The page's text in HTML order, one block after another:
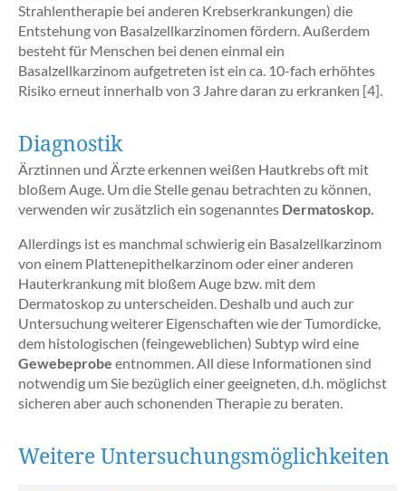
Strahlentherapie bei anderen Krebserkrankungen) die
Entstehung von Basalzellkarzinomen fördern. Außerdem
besteht für Menschen bei denen einmal ein
Basalzellkarzinom aufgetreten ist ein ca. 10-fach erhöhtes
Risiko erneut innerhalb von 3 Jahre daran zu erkranken [4].
Diagnostik
Ärztinnen und Ärzte erkennen weißen Hautkrebs oft mit
bloßem Auge. Um die Stelle genau betrachten zu können,
verwenden wir zusätzlich ein sogenanntes Dermatoskop.
Allerdings ist es manchmal schwierig ein Basalzellkarzinom
von einem Plattenepithelkarzinom oder einer anderen
Hauterkrankung mit bloßem Auge bzw. mit dem
Dermatoskop zu unterscheiden. Deshalb und auch zur
Untersuchung weiterer Eigenschaften wie der Tumordicke,
dem histologischen (feingeweblichen) Subtyp wird eine
Gewebeprobe entnommen. All diese Informationen sind
notwendig um Sie bezüglich einer geeigneten, d.h. möglichst
sicheren aber auch schonenden Therapie zu beraten.
Weitere Untersuchungsmöglichkeiten